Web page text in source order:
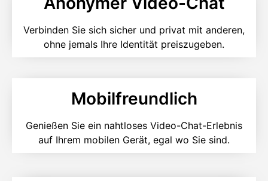
Verbinden Sie sich sicher und privat mit anderen,
ohne jemals Ihre Identität preiszugeben.
Mobilfreundlich
Genießen Sie ein nahtloses Video-Chat-Erlebnis
auf Ihrem mobilen Gerät, egal wo Sie sind.